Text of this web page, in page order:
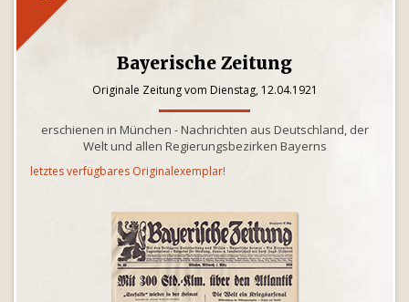
Bayerische Zeitung
Originale Zeitung vom Dienstag, 12.04.1921
erschienen in München - Nachrichten aus Deutschland, der
Welt und allen Regierungsbezirken Bayerns
letztes verfügbares Originalexemplar!